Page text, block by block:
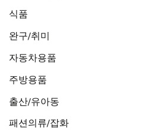
식품
완구/취미
자동차용품
주방용품
출산/유아동
패션의류/잡화